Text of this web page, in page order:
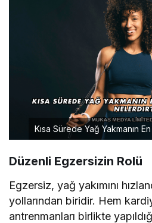
Kısa Sürede Yağ Yakmanın
Düzenli Egzersizin Rolü
Egzersiz, yağ yakımını
yollarından biridir. Hem
antrenmanları birlikte